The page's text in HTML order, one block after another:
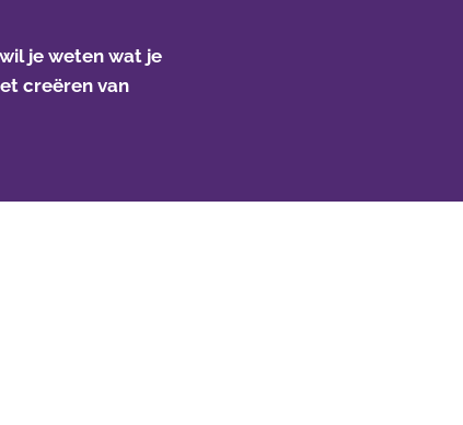
je weten wat je
creëren van